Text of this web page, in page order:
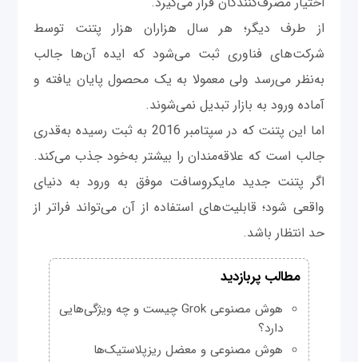
از طرف دیگر؛ هر سال هزاران هزار پتنت توسط
شرکت‌های فناوری ثبت می‌شود که ایده آن‌ها جالب
به‌نظر می‌رسد ولی معمولا به یک محصول پایان یافته و
آماده ورود به بازار تبدیل نمی‌شوند.
اما این پتنت که در سپتامبر 2016 به ثبت رسیده به‌قدری
جالب است که علاقه‌مندان را بیشتر به‌خود جذب می‌کند.
اگر پتنت جدید مایکروسافت موفق به ورود به دنیای
واقعی شود؛ قابلیت‌های استفاده از آن می‌تواند فراتر از
حد انتظار باشد.
مطالب پربازدید
هوش مصنوعی Grok چیست و چه ویژگی‌هایی
دارد؟
هوش مصنوعی و معضل ریزپلاستیک‌ها